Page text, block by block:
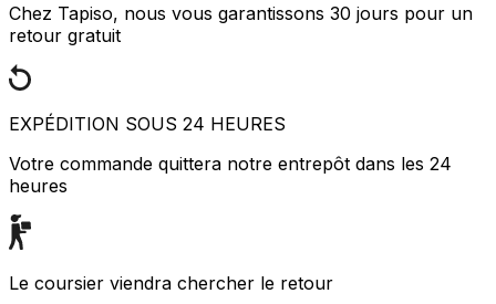
Chez Tapiso, nous vous garantissons 30 jours pour un
retour gratuit
EXPÉDITION SOUS 24 HEURES
Votre commande quittera notre entrepôt dans les 24
heures
Le coursier viendra chercher le retour